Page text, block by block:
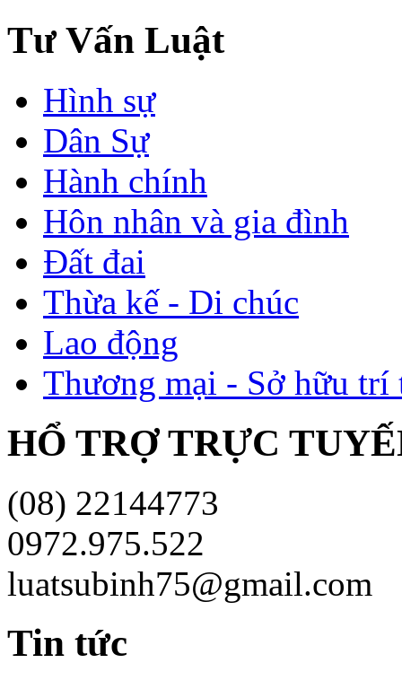
Tư Vấn Luật
Hình sự
Dân Sự
Hành chính
Hôn nhân và gia đình
Đất đai
Thừa kế - Di chúc
Lao động
Thương mại - Sở hữu trí
HỔ TRỢ TRỰC
(08) 22144773
0972.975.522
luatsubinh75@gmail.com
Tin tức